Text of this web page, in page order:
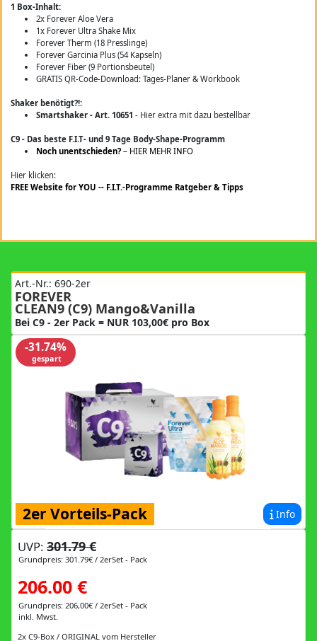
1 Box-Inhalt:
2x Forever Aloe Vera
1x Forever Ultra Shake Mix
Forever Therm (18 Presslinge)
Forever Garcinia Plus (54 Kapseln)
Forever Fiber (9 Portionsbeutel)
GRATIS QR-Code-Download: Tages-Planer & Workbook
Shaker benötigt?!:
Smartshaker - Art. 10651 - Hier extra mit dazu bestellbar
C9 - Das beste F.I.T- und 9 Tage Body-Shape-Programm
Noch unentschieden? – HIER MEHR INFO
Hier klicken:
FREE Website for YOU -- F.I.T.-Programme Ratgeber & Tipps
Art.-Nr.: 690-2er
FOREVER
CLEAN9 (C9) Mango&Vanilla
Bei C9 - 2er Pack = NUR 103,00€ pro Box
-31.74%
gespart
Info
2er Vorteils-Pack
UVP: 301.79 €
Grundpreis: 301.79€ / 2erSet - Pack
206.00 €
Grundpreis: 206,00€ / 2erSet - Pack
inkl. Mwst.
2x C9-Box / ORIGINAL vom Hersteller